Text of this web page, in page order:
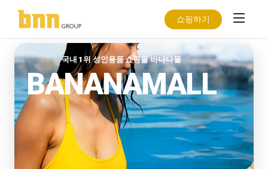
쇼핑하기
국내 1위 성인용품 쇼핑몰 바나나몰
BANANAMALL
SELLER
성인인증하고 보러가기
NEW 성인인증하고 보러가기
료
증
성인인증하고 보러가기
2026
AV
배
우
달
력
료